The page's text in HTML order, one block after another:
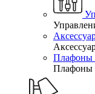
Плафоны
Плафоны